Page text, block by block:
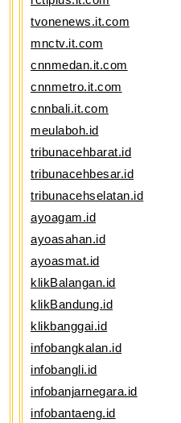
tvonenews.it.com
mnctv.it.com
cnnmedan.it.com
cnnmetro.it.com
cnnbali.it.com
meulaboh.id
tribunacehbarat.id
tribunacehbesar.id
tribunacehselatan.id
ayoagam.id
ayoasahan.id
ayoasmat.id
klikBalangan.id
klikBandung.id
klikbanggai.id
infobangkalan.id
infobangli.id
infobanjarnegara.id
infobantaeng.id